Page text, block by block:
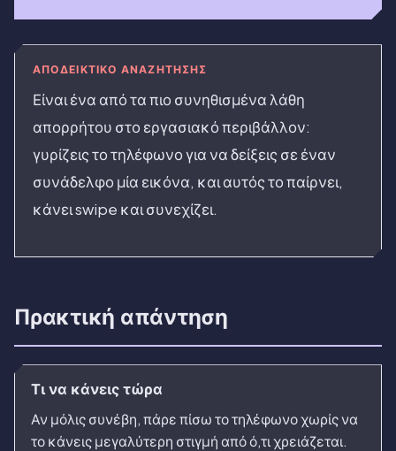
ΑΠΟΔΕΙΚΤΙΚΌ ΑΝΑΖΉΤΗΣΗΣ
Είναι ένα από τα πιο συνηθισμένα λάθη
απορρήτου στο εργασιακό περιβάλλον:
γυρίζεις το τηλέφωνο για να δείξεις σε έναν
συνάδελφο μία εικόνα, και αυτός το παίρνει,
κάνει swipe και συνεχίζει.
Πρακτική απάντηση
Τι να κάνεις τώρα
Αν μόλις συνέβη, πάρε πίσω το τηλέφωνο χωρίς να
το κάνεις μεγαλύτερη στιγμή από ό,τι χρειάζεται.